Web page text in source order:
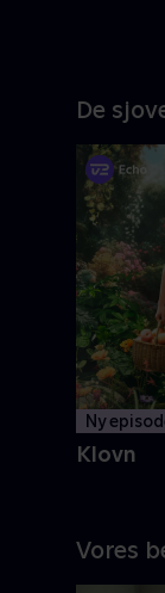
De
Ny
Klovn
Vores